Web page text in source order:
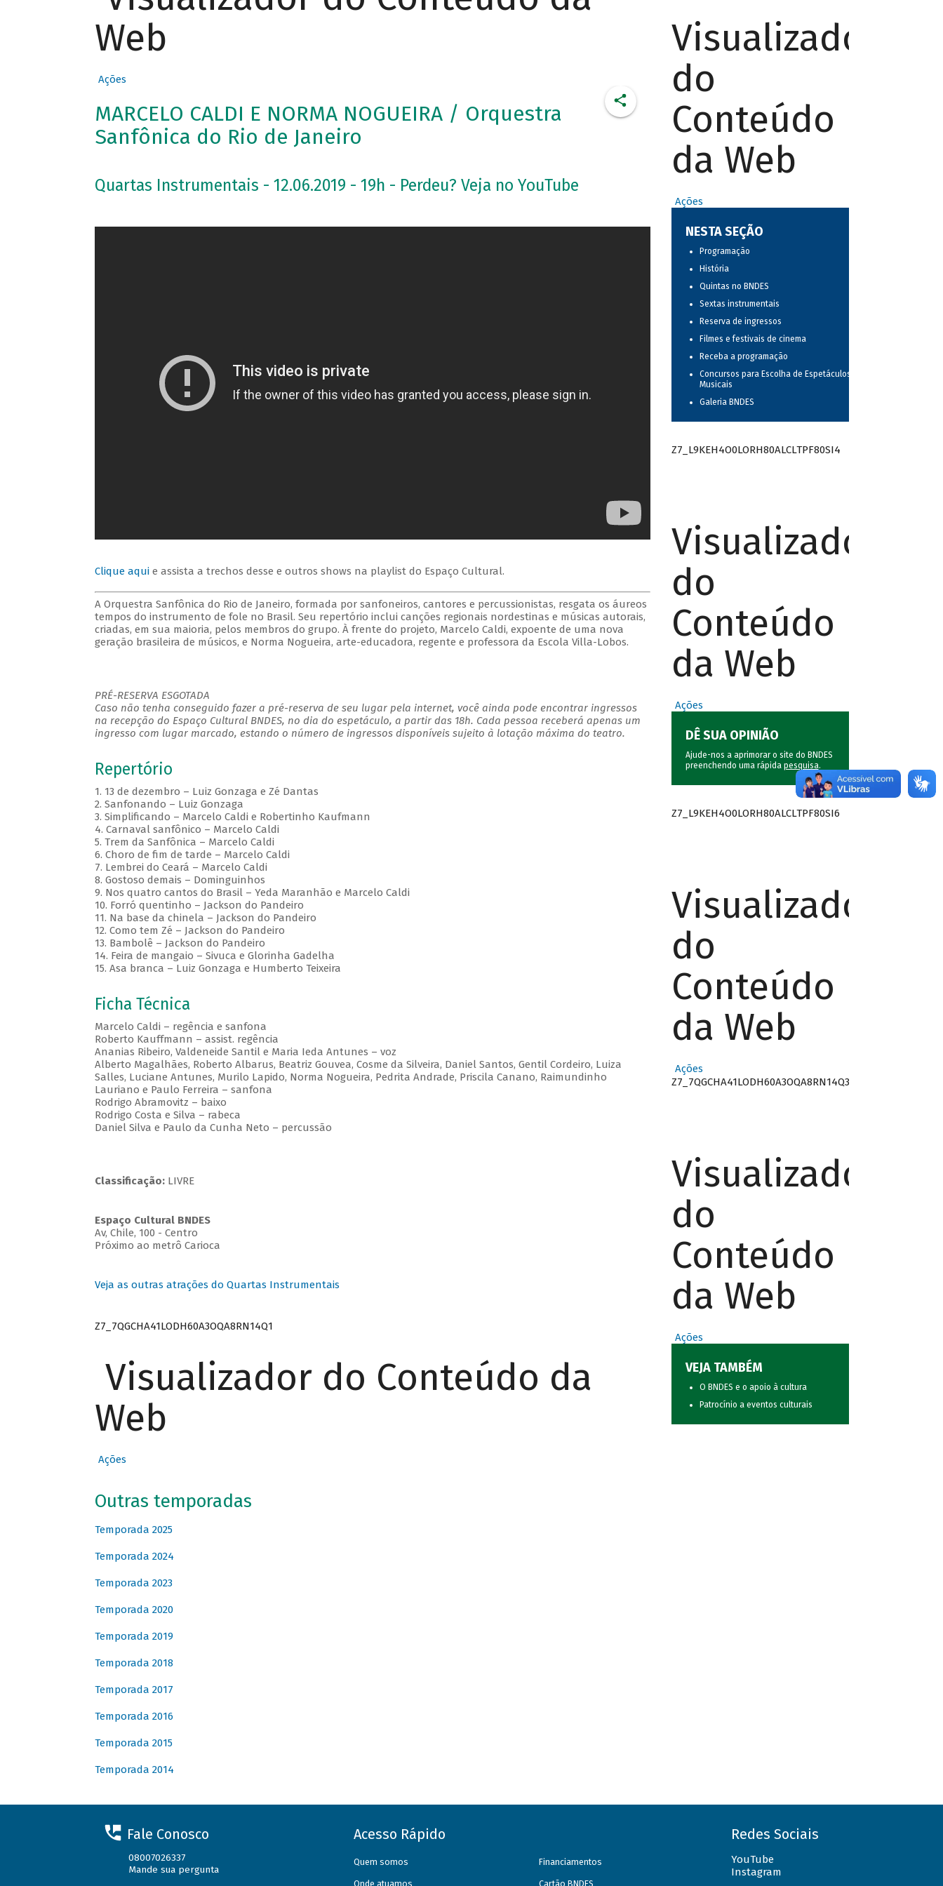
Web
Ações
MARCELO CALDI E NORMA NOGUEIRA / Orquestra
Sanfônica do Rio de Janeiro
Quartas Instrumentais - 12.06.2019 - 19h - Perdeu? Veja no YouTube
Clique aquie assista a trechos desse e outros shows na playlist do Espaço Cultural.
A Orquestra Sanfônica do Rio de Janeiro, formada por sanfoneiros, cantores e percussionistas, resgata os áureos
tempos do instrumento de fole no Brasil. Seu repertório inclui canções regionais nordestinas e músicas autorais,
criadas, em sua maioria, pelos membros do grupo. À frente do projeto, Marcelo Caldi, expoente de uma nova
geração brasileira de músicos, e Norma Nogueira, arte-educadora, regente e professora da Escola Villa-Lobos.
PRÉ-RESERVA ESGOTADA
Caso não tenha conseguido fazer a pré-reserva de seu lugar pela internet, você ainda pode encontrar ingressos
na recepção do Espaço Cultural BNDES, no dia do espetáculo, a partir das 18h. Cada pessoa receberá apenas um
ingresso com lugar marcado, estando o número de ingressos disponíveis sujeito à lotação máxima do teatro.
Repertório
1. 13 de dezembro – Luiz Gonzaga e Zé Dantas
2. Sanfonando – Luiz Gonzaga
3. Simplificando – Marcelo Caldi e Robertinho Kaufmann
4. Carnaval sanfônico – Marcelo Caldi
5. Trem da Sanfônica – Marcelo Caldi
6. Choro de fim de tarde – Marcelo Caldi
7. Lembrei do Ceará – Marcelo Caldi
8. Gostoso demais – Dominguinhos
9. Nos quatro cantos do Brasil – Yeda Maranhão e Marcelo Caldi
10. Forró quentinho – Jackson do Pandeiro
11. Na base da chinela – Jackson do Pandeiro
12. Como tem Zé – Jackson do Pandeiro
13. Bambolê – Jackson do Pandeiro
14. Feira de mangaio – Sivuca e Glorinha Gadelha
15. Asa branca – Luiz Gonzaga e Humberto Teixeira
Ficha Técnica
Marcelo Caldi – regência e sanfona
Roberto Kauffmann – assist. regência
Ananias Ribeiro, Valdeneide Santil e Maria Ieda Antunes – voz
Alberto Magalhães, Roberto Albarus, Beatriz Gouvea, Cosme da Silveira, Daniel Santos, Gentil Cordeiro, Luiza
Salles, Luciane Antunes, Murilo Lapido, Norma Nogueira, Pedrita Andrade, Priscila Canano, Raimundinho
Lauriano e Paulo Ferreira – sanfona
Rodrigo Abramovitz – baixo
Rodrigo Costa e Silva – rabeca
Daniel Silva e Paulo da Cunha Neto – percussão
Classificação: LIVRE
Espaço Cultural BNDES
Av, Chile, 100 - Centro
Próximo ao metrô Carioca
Veja as outras atrações do Quartas Instrumentais
Z7_7QGCHA41LODH60A3OQA8RN14Q1
Visualizador do Conteúdo da
Web
Ações
Outras temporadas
Temporada 2025
Temporada 2024
Temporada 2023
Temporada 2020
Temporada 2019
Temporada 2018
Temporada 2017
Temporada 2016
Temporada 2015
Temporada 2014
Visualizador
do
Conteúdo
da Web
Ações
NESTA SEÇÃO
Programação
História
Quintas no BNDES
Sextas instrumentais
Reserva de ingressos
Filmes e festivais de cinema
Receba a programação
Concursos para Escolha de Espetáculos
Musicais
Galeria BNDES
Z7_L9KEH4O0LORH80ALCLTPF80SI4
Visualizador
do
Conteúdo
da Web
Ações
DÊ SUA OPINIÃO
Ajude-nos a aprimorar o site do BNDES
preenchendo uma rápida pesquisa.
Z7_L9KEH4O0LORH80ALCLTPF80SI6
Visualizador
do
Conteúdo
da Web
Ações
Z7_7QGCHA41LODH60A3OQA8RN14Q3
Visualizador
do
Conteúdo
da Web
Ações
VEJA TAMBÉM
O BNDES e o apoio à cultura
Patrocínio a eventos culturais
Fale Conosco
08007026337
Mande sua pergunta
Acesso Rápido
Quem somos
Onde atuamos
Financiamentos
Cartão BNDES
Redes Sociais
YouTube
Instagram